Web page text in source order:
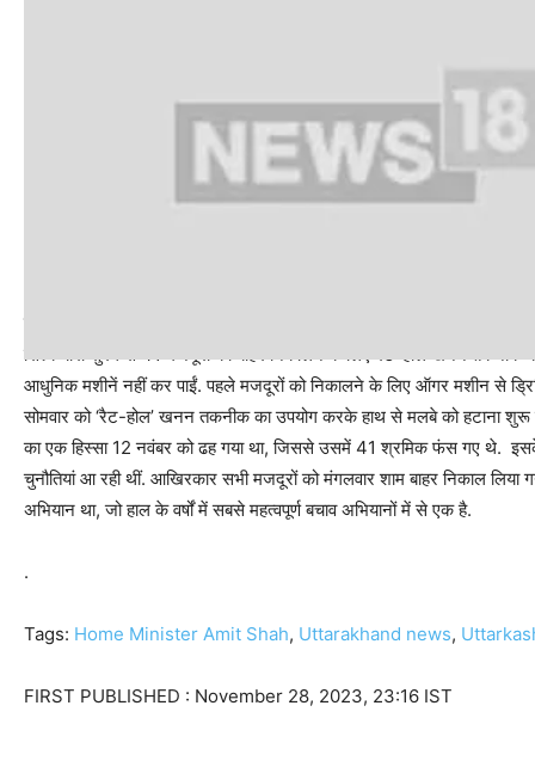
सिल्कयारा सुरंग से 41 मजदूरों को बाहर निकालने के लिए रैट-होल खनन तकनीक
आधुनिक मशीनें नहीं कर पाईं. पहले मजदूरों को निकालने के लिए ऑगर मशीन से
सोमवार को ‘रैट-होल’ खनन तकनीक का उपयोग करके हाथ से मलबे को हटाना शुरू
का एक हिस्सा 12 नवंबर को ढह गया था, जिससे उसमें 41 श्रमिक फंस गए थे.
चुनौतियां आ रही थीं. आखिरकार सभी मजदूरों को मंगलवार शाम बाहर निकाल लिया
अभियान था, जो हाल के वर्षों में सबसे महत्वपूर्ण बचाव अभियानों में से एक है.
.
Tags: Home Minister Amit Shah, Uttarakhand news,
FIRST PUBLISHED : November 28, 2023, 23:16 IST